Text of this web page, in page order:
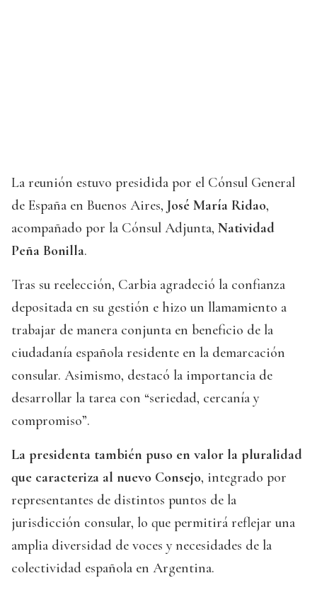
La reunión estuvo presidida por el Cónsul General
de España en Buenos Aires, José María Ridao,
acompañado por la Cónsul Adjunta, Natividad
Peña Bonilla.
Tras su reelección, Carbia agradeció la confianza
depositada en su gestión e hizo un llamamiento a
trabajar de manera conjunta en beneficio de la
ciudadanía española residente en la demarcación
consular. Asimismo, destacó la importancia de
desarrollar la tarea con “seriedad, cercanía y
compromiso”.
La presidenta también puso en valor la pluralidad
que caracteriza al nuevo Consejo, integrado por
representantes de distintos puntos de la
jurisdicción consular, lo que permitirá reflejar una
amplia diversidad de voces y necesidades de la
colectividad española en Argentina.